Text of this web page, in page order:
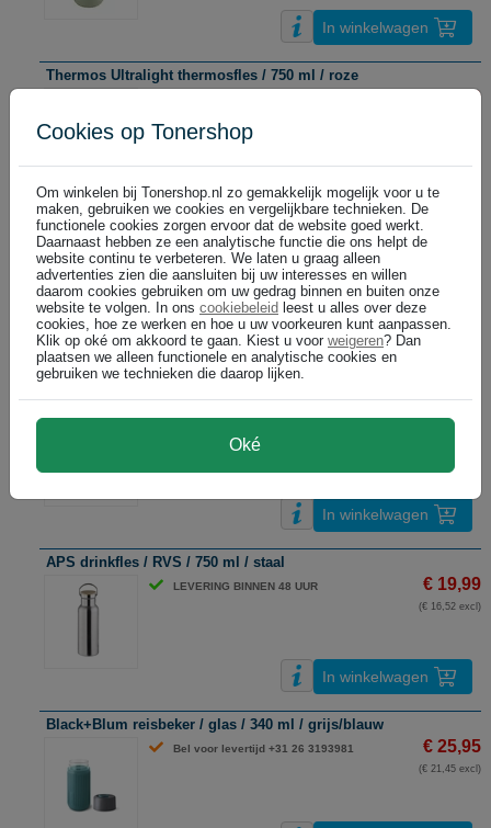
In winkelwagen
Thermos Ultralight thermosfles / 750 ml / roze
€ 33,99
In winkelwagen
APS drinkfles / glas / 550 ml / transparant
LEVERING BINNEN 48 UUR
In winkelwagen
APS drinkfles / RVS / 500 ml / grijs
€ 15,99
In winkelwagen
APS drinkfles / RVS / 750 ml / staal
LEVERING BINNEN 48 UUR € 19,99
(€ 16,52 excl)
In winkelwagen
Black+Blum reisbeker / glas / 340 ml / grijs/blauw
Bel voor levertijd +31 26 3193981 € 25,95
(€ 21,45 excl)
Cookies op Tonershop
Om winkelen bij Tonershop.nl zo gemakkelijk mogelijk voor u te
maken, gebruiken we cookies en vergelijkbare technieken. De
functionele cookies zorgen ervoor dat de website goed werkt.
Daarnaast hebben ze een analytische functie die ons helpt de
website continu te verbeteren. We laten u graag alleen
advertenties zien die aansluiten bij uw interesses en willen
daarom cookies gebruiken om uw gedrag binnen en buiten onze
website te volgen. In ons cookiebeleid leest u alles over deze
cookies, hoe ze werken en hoe u uw voorkeuren kunt aanpassen.
Klik op oké om akkoord te gaan. Kiest u voor weigeren? Dan
plaatsen we alleen functionele en analytische cookies en
gebruiken we technieken die daarop lijken.
Oké